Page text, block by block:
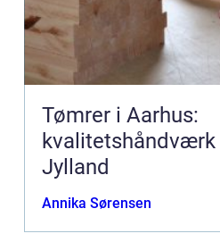
Tømrer i Aarhus:
Jylland
Annika Sørensen